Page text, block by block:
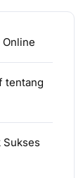
tentang
Sukses